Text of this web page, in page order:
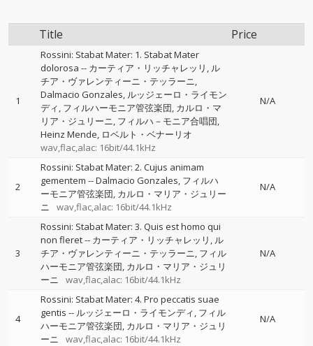
Title Price
1
Rossini: Stabat Mater: 1. Stabat Mater
dolorosa -- カーティア・リッチャレッリ ル
チア・ヴァレンティーニ・テッラーニ
Dalmacio Gonzales ルッジェーロ・ライモン
ディ フィルハーモニア管弦楽団 カルロ・マ
リア・ジュリーニ フィルハ－モニア合唱団
Heinz Mende ロベルト・ベナーリオ
wav,flac,alac: 16bit/44.1kHz
N/A
2
Rossini: Stabat Mater: 2. Cujus animam
gementem --Dalmacio Gonzales フィルハ
ーモニア管弦楽団 カルロ・マリア・ジュリー
ニ
wav,flac,alac: 16bit/44.1kHz
N/A
3
Rossini: Stabat Mater: 3. Quis est homo qui
non fleret-- カーティア・リッチャレッリ ル
チア・ヴァレンティーニ・テッラーニ フィル
ハーモニア管弦楽団 カルロ・マリア・ジュリ
ーニ
wav,flac,alac: 16bit/44.1kHz
N/A
4
Rossini: Stabat Mater: 4. Pro peccatis suae
gentis -- ルッジェーロ・ライモンディ フィル
ハーモニア管弦楽団 カルロ・マリア・ジュリ
ーニ
wav,flac,alac: 16bit/44.1kHz
N/A